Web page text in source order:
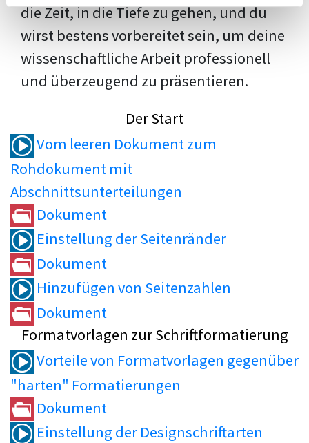
die Zeit, in die Tiefe zu gehen, und du
wirst bestens vorbereitet sein, um deine
wissenschaftliche Arbeit professionell
und überzeugend zu präsentieren.
Der Start
Vom leeren Dokument zum
Rohdokument mit
Abschnittsunterteilungen
Dokument
Einstellung der Seitenränder
Dokument
Hinzufügen von Seitenzahlen
Dokument
Formatvorlagen zur Schriftformatierung
Vorteile von Formatvorlagen gegenüber
"harten" Formatierungen
Dokument
Einstellung der Designschriftarten